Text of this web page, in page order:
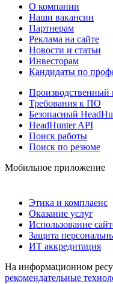
О компании
Наши вакансии
Партнерам
Реклама на сайте
Новости и статьи
Инвесторам
Кандидаты по
Производственный
Требования к ПО
Безопасный
HeadHunter API
Поиск работы
Поиск по резюме
Мобильное приложение
Этика и комплаенс
Оказание услуг
Использование
Защита
ИТ аккредитация
На информационном
рекомендательные